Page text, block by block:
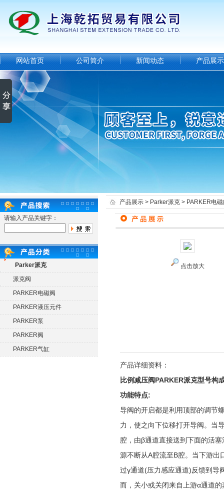
网站首页 公司简介 新闻动态 产品展示
请输入产品关键字：
Parker派克
派克阀
PARKER电磁阀
PARKER液压元件
PARKER泵
PARKER阀
PARKER气缸
产品展示 > Parker派克 > PARKER电
点击放大
产品详细资料：
比例减压阀PARKER派克型号构
功能特点:
导阀的开启都是利用顶部的调节
力，使之向下位移打开导阀。当
腔，由β通道直接送到下面的活
源不断从A腔流至B腔。当下游出
过γ通道(压力感应通道)反馈到导
而，关小或关闭来自上游α通道